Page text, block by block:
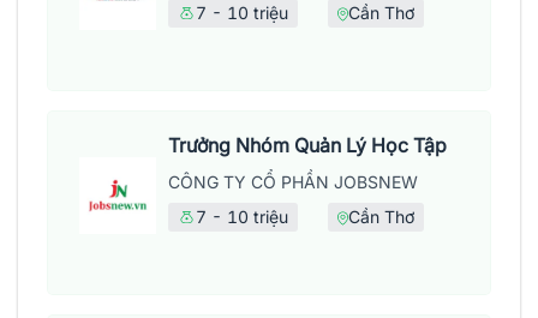
7 - 10 triệu Cần Thơ
Trưởng Nhóm Quản Lý Học Tập
CÔNG TY CỔ PHẦN JOBSNEW
7 - 10 triệu
Cần Thơ